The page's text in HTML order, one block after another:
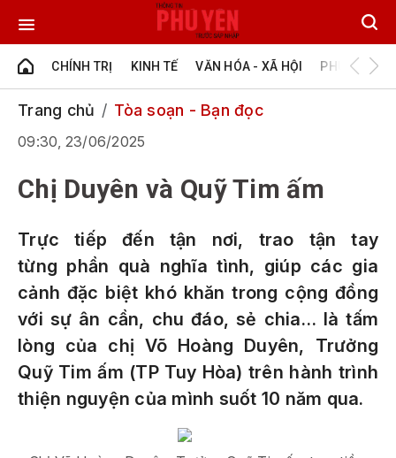
CHÍNH TRỊ KINH TẾ VĂN HÓA - XÃ HỘI PHÚ YÊN -
Trang chủ Tòa soạn - Bạn đọc
09:30, 23/06/2025
Chị Duyên và Quỹ Tim ấm
Trực tiếp đến tận nơi, trao tận tay
từng phần quà nghĩa tình, giúp các gia
cảnh đặc biệt khó khăn trong cộng đồng
với sự ân cần, chu đáo, sẻ chia… là tấm
lòng của chị Võ Hoàng Duyên, Trưởng
Quỹ Tim ấm (TP Tuy Hòa) trên hành trình
thiện nguyện của mình suốt 10 năm qua.